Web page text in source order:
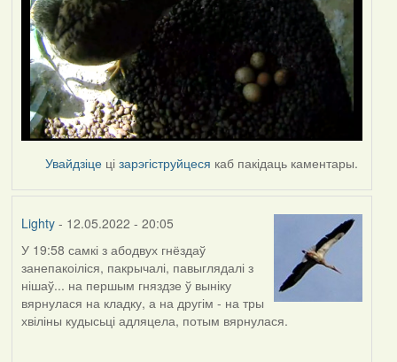
Увайдзіце цізарэгіструйцеся каб пакідаць каментары.
Lighty- 12.05.2022 - 20:05
У 19:58 самкі з абодвух гнёздаў
занепакоіліся, пакрычалі, павыглядалі з
нішаў... на першым гняздзе ў выніку
вярнулася на кладку, а на другім - на тры
хвіліны кудысьці адляцела, потым вярнулася.